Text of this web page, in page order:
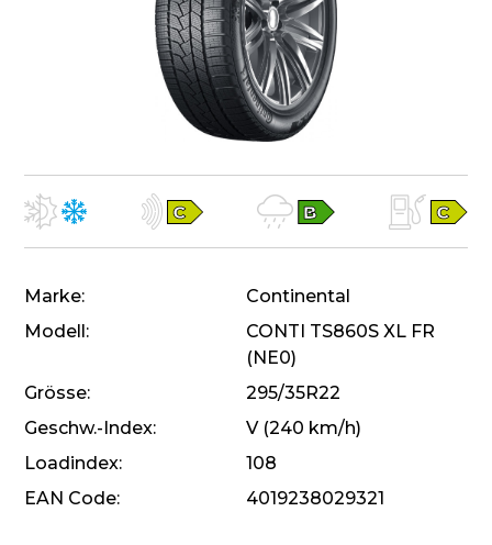
Marke
Continental
Modell
CONTI TS860S XL FR
(NE0)
Grösse
295/35R22
Geschw.-Index
V (240 km/h)
Loadindex
108
EAN Code
4019238029321